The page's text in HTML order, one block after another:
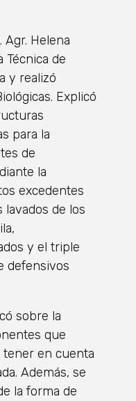
Agr. Helena
Técnica de
y realizó
Explicó
para la
de
la
excedentes
lavados de los
y el triple
defensivos
sobre la
que
en cuenta
Además, se
la forma de